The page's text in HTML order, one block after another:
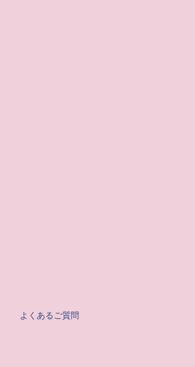
よくあるご質問